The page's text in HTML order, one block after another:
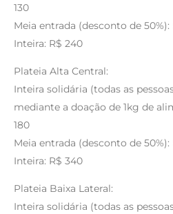
130
Meia entrada (desconto de 50%):
Inteira: R$ 240
Plateia Alta Central:
Inteira solidária (todas as
mediante a doação de 1kg de
180
Meia entrada (desconto de 50%):
Inteira: R$ 340
Plateia Baixa Lateral:
Inteira solidária (todas as